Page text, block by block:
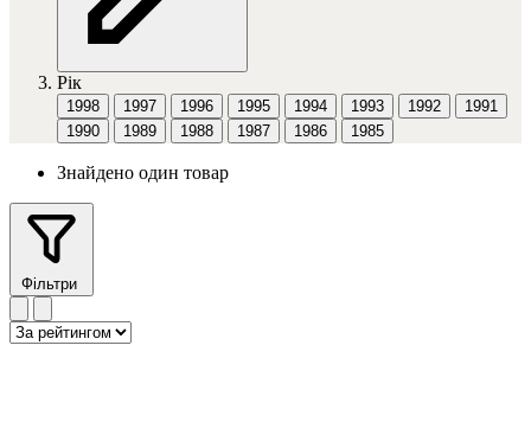
Рік
1998 1997 1996 1995 1994 1993 1992
1991
1990
1989 1988 1987 1986 1985
Знайдено один товар
Фільтри